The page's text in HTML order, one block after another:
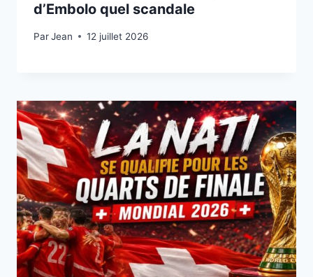
d’Embolo quel scandale
ParJean
12 juillet 202612 juillet 2026